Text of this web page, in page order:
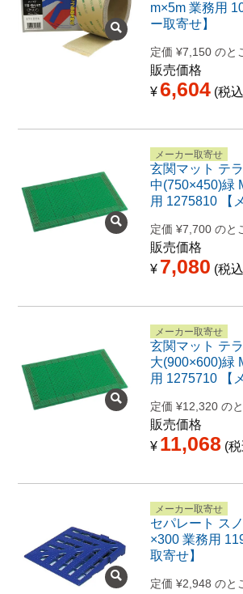
m×5m 業務用
ー取寄せ】
定価 ¥7,150 のと
販売価格
¥ 6,604 税込
メーカー取寄せ
玄関マット テ
中(750×450)緑
用 1275810 【
定価 ¥7,700 のと
販売価格
¥ 7,080 税込
メーカー取寄せ
玄関マット テ
大(900×600)緑
用 1275710 【
定価 ¥12,320 の
販売価格
¥ 11,068
メーカー取寄せ
セパレート ス
×300 業務用
取寄せ】
定価 ¥2,948 のと